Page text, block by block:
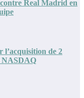
Real Madrid en
l’acquisition de 2
NASDAQ